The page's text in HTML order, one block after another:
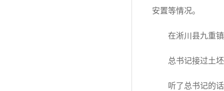
安置等情况。
在淅川县九重
总书记接过土
听了总书记的